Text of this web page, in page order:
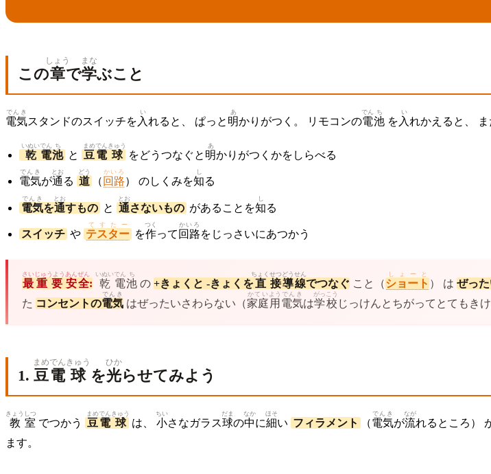
この章
しょう
で学
まな
ぶこと
電気
でんき
スタンドのスイッチを 入
い
れると、 ぱっと 明
あ
かりがつく。 リモコンの電
でん
池
ち
を 入
い
れかえると、
乾
いぬい
電
でん
池
ち
と 豆
まめ
電
でん
球
きゅう
をどうつなぐと 明
あ
かりがつくかをしらべる
電気
でんき
が通
とお
る 道
どう
（ 回路
かいろ
） のしくみを知
し
る
電気
でんき
を通
とお
すもの と 通
とお
さないもの があることを知
し
る
スイッチ や テスター
てすたー
を作
つく
って 回路
かいろ
をじっさいにあつかう
最
さい
重要
じゅうよう
安全
あんぜん
: 乾
いぬい
電
でん
池
ち
の +きょくと -きょくを直
ちょく
接
せつ
導
どう
線
せん
でつなぐ こと（ショート
しょーと
） は ぜっ
た コンセントの電気
でんき
はぜったいさわらない（家庭
かてい
用
よう
電気
でんき
は学校
がっこう
じっけんとちがってとてもきけ
1. 豆
まめ
電
でん
球
きゅう
を光
ひか
らせてみよう
教
きょう
室
しつ
でつかう 豆
まめ
電
でん
球
きゅう
は、 小
ちい
さなガラス球
だま
の中
なか
に細
ほそ
い フィラメント （電気
でんき
が流
なが
れるところ）
ます。